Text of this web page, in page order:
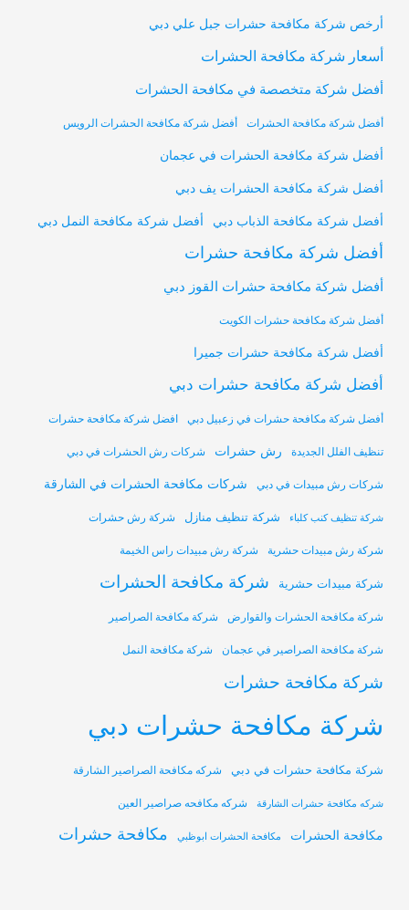
أرخص شركة مكافحة حشرات جبل علي دبي
أسعار شركة مكافحة الحشرات
أفضل شركة متخصصة في مكافحة الحشرات
أفضل شركة مكافحة الحشرات أفضل شركة مكافحة الحشرات الرويس
أفضل شركة مكافحة الحشرات في عجمان
أفضل شركة مكافحة الحشرات يف دبي
أفضل شركة مكافحة الذباب دبي أفضل شركة مكافحة النمل دبي
أفضل شركة مكافحة حشرات
أفضل شركة مكافحة حشرات القوز دبي
أفضل شركة مكافحة حشرات الكويت
أفضل شركة مكافحة حشرات جميرا
أفضل شركة مكافحة حشرات دبي
أفضل شركة مكافحة حشرات في زعبيل دبي افضل شركة مكافحة حشرات
تنظيف الفلل الجديدة رش حشرات شركات رش الحشرات في دبي
شركات رش مبيدات في دبي شركات مكافحة الحشرات في الشارقة
شركة تنظيف كنب كلباء شركة تنظيف منازل شركة رش حشرات
شركة رش مبيدات حشرية شركة رش مبيدات راس الخيمة
شركة مبيدات حشرية شركة مكافحة الحشرات
شركة مكافحة الحشرات والقوارض شركة مكافحة الصراصير
شركة مكافحة الصراصير في عجمان شركة مكافحة النمل
شركة مكافحة حشرات
شركة مكافحة حشرات دبي
شركة مكافحة حشرات في دبي شركه مكافحة الصراصير الشارقة
شركه مكافحة حشرات الشارقة شركه مكافحه صراصير العين
مكافحة الحشرات مكافحة الحشرات ابوظبي مكافحة حشرات